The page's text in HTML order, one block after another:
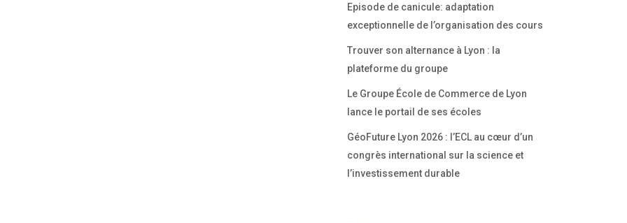
Episode de canicule: adaptation
exceptionnelle de l’organisation des cours
Trouver son alternance à Lyon : la
plateforme du groupe
Le Groupe École de Commerce de Lyon
lance le portail de ses écoles
GéoFuture Lyon 2026 : l’ECL au cœur d’un
congrès international sur la science et
l’investissement durable